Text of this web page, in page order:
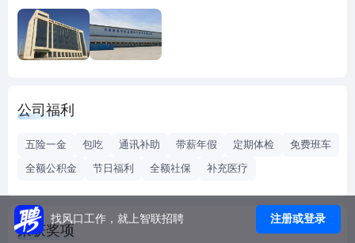
功能、一站式服务，建立从国际农产/工厂到国内百姓餐桌、
门到门的全球供应链服务体系，保证食品安全、质量及价格
优势，做到惠民、便民、利民。
对外贸易经营许可等资质，并通过ISO9001质量认证。公司在
单位、中国土畜协会会员单位、天津肉类协会副会长单位、
东疆商会会长单位。同时，公司项目得到了京津冀三地政府
部门的重视和认可，多次列入省市级乃至部级重点项目。
本公司自建1座物流仓储园区，位于天津东疆保税港区陕西道
公司福利
五险一金 包吃 通讯补助 带薪年假 定期体检
免费班车
全额公积金
节日福利 全额社保 补充医疗
荣获奖项
找风口工作，就上智联招聘 注册或登录